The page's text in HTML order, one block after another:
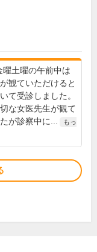
曜土曜の午前中は
観ていただけると
て受診しました。
な女医先生が観て
が診察中に...
もっ